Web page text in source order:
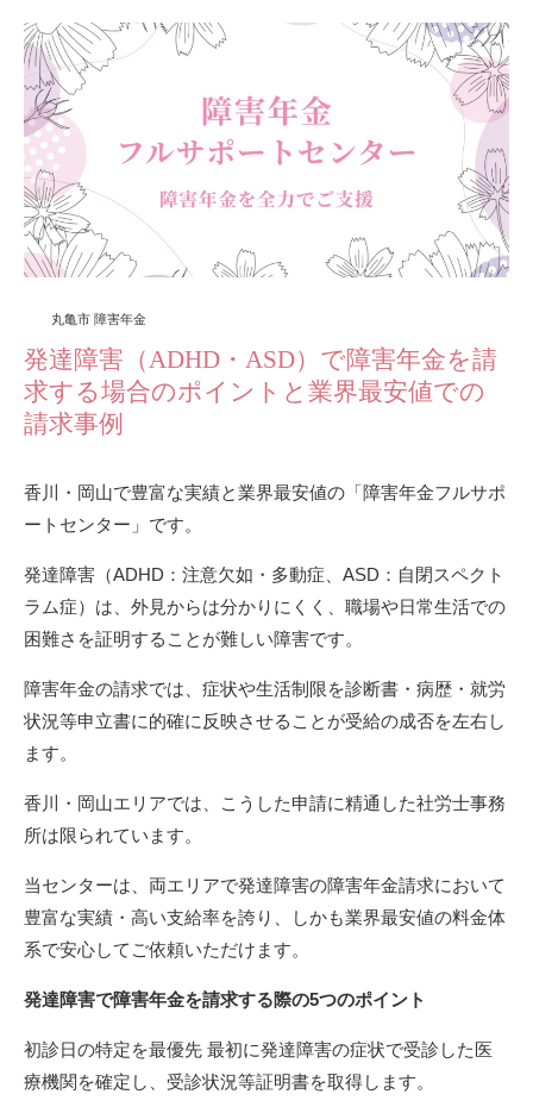
丸亀市 障害年金
発達障害（ADHD・ASD）で障害年金を請
求する場合のポイントと業界最安値での
請求事例
香川・岡山で豊富な実績と業界最安値の「障害年金フルサポ
ートセンター」です。
発達障害（ADHD：注意欠如・多動症、ASD：自閉スペクト
ラム症）は、外見からは分かりにくく、職場や日常生活での
困難さを証明することが難しい障害です。
障害年金の請求では、症状や生活制限を診断書・病歴・就労
状況等申立書に的確に反映させることが受給の成否を左右し
ます。
香川・岡山エリアでは、こうした申請に精通した社労士事務
所は限られています。
当センターは、両エリアで発達障害の障害年金請求において
豊富な実績・高い支給率を誇り、しかも業界最安値の料金体
系で安心してご依頼いただけます。
発達障害で障害年金を請求する際の5つのポイント
初診日の特定を最優先 最初に発達障害の症状で受診した医
療機関を確定し、受診状況等証明書を取得します。